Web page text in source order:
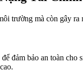
trường mà còn gây ra
đảm bảo an toàn cho